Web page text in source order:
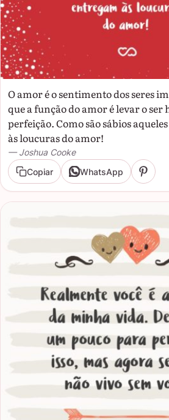
O amor é o sentimento dos seres
que a função do amor é levar o ser
perfeição. Como são sábios
às loucuras do amor!
— Joshua Cooke
Copiar
WhatsApp